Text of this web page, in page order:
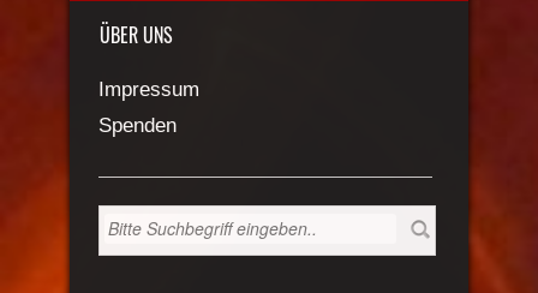
ÜBER UNS
Impressum
Spenden